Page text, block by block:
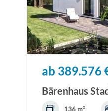
ab 389.576
Bärenhaus
136 m²